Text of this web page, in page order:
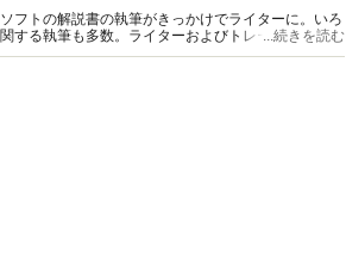
フトの解説書の執筆がきっかけでライターに。いろ
する執筆も多数。ライターおよびトレーナー、イラ
...続きを読む